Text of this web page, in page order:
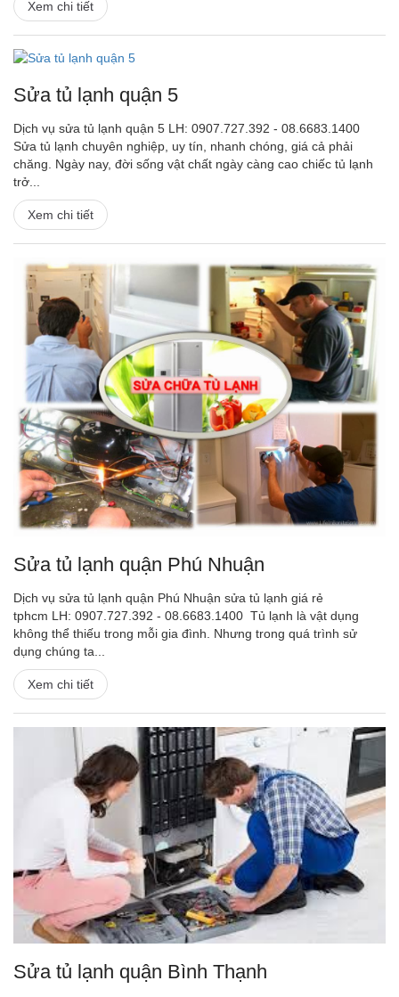
Xem chi tiết
Sửa tủ lạnh quận 5
Dịch vụ sửa tủ lạnh quận 5 LH: 0907.727.392 - 08.6683.1400
Sửa tủ lạnh chuyên nghiệp, uy tín, nhanh chóng, giá cả phải
chăng. Ngày nay, đời sống vật chất ngày càng cao chiếc tủ lạnh
trở...
Xem chi tiết
Sửa tủ lạnh quận Phú Nhuận
Dịch vụ sửa tủ lạnh quận Phú Nhuận sửa tủ lạnh giá rẻ
tphcm LH: 0907.727.392 - 08.6683.1400 Tủ lạnh là vật dụng
không thể thiếu trong mỗi gia đình. Nhưng trong quá trình sử
dụng chúng ta...
Xem chi tiết
Sửa tủ lạnh quận Bình Thạnh